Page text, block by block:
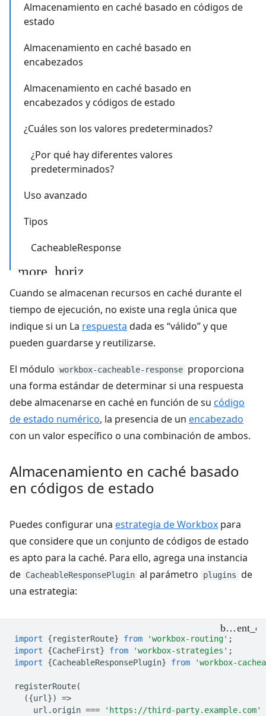
Almacenamiento en caché basado en códigos de
estado
Almacenamiento en caché basado en
encabezados
Almacenamiento en caché basado en
encabezados y códigos de estado
¿Cuáles son los valores predeterminados?
¿Por qué hay diferentes valores
predeterminados?
Uso avanzado
Tipos
CacheableResponse
Cuando se almacenan recursos en caché durante el
tiempo de ejecución, no existe una regla única que
indique si un La respuesta dada es “válido” y que
pueden guardarse y reutilizarse.
El módulo workbox-cacheable-response proporciona
una forma estándar de determinar si una respuesta
debe almacenarse en caché en función de su código
de estado numérico, la presencia de un encabezado
con un valor específico o una combinación de ambos.
Almacenamiento en caché basado
en códigos de estado
Puedes configurar una estrategia de Workbox para
que considere que un conjunto de códigos de estado
es apto para la caché. Para ello, agrega una instancia
de CacheableResponsePlugin al parámetro plugins de
una estrategia:
import {registerRoute} from 'workbox-routing' ;
import
{CacheFirst} from 'workbox-strategies' ;
import
{CacheableResponsePlugin} from 'workbox-
registerRoute(
({url }) =
url . origin ===
'https://third-party.example.com'